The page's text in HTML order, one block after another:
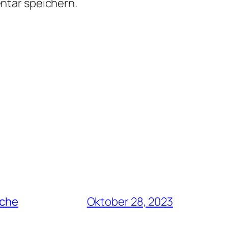
speichern.
Oktober 28, 2023